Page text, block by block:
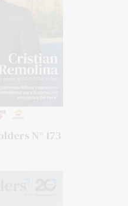
N° 173